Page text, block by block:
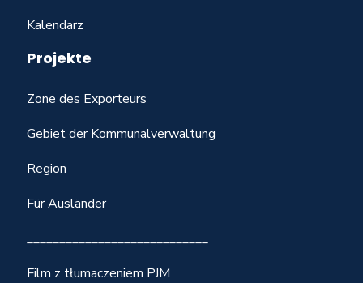
Kalendarz
Projekte
Zone des Exporteurs
Gebiet der Kommunalverwaltung
Region
Für Ausländer
____________________________
Film z tłumaczeniem PJM